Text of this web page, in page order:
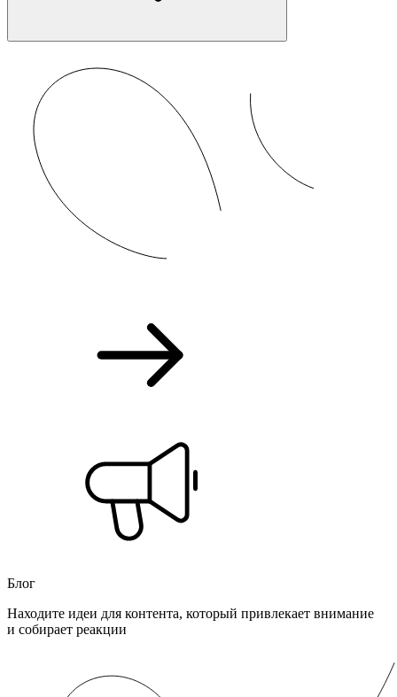
Блог
Находите идеи для контента, который привлекает внимание
и собирает реакции